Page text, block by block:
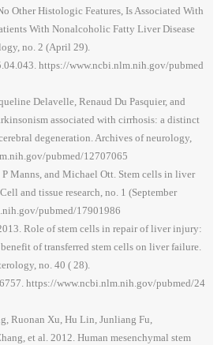
Other Histologic Features, Is Associated With
With Nonalcoholic Fatty Liver Disease
no. 2 (April 29).
https://www.ncbi.nlm.nih.gov/pubmed
Delavelle, Renaud Du Pasquier, and
associated with cirrhosis: a distinct
degeneration. Archives of neurology,
pubmed/12707065
Manns, and Michael Ott. Stem cells in liver
and tissue research, no. 1 (September
pubmed/17901986
Role of stem cells in repair of liver injury:
of transferred stem cells on liver failure.
no. 40 ( 28).
https://www.ncbi.nlm.nih.gov/pubmed/24
Ruonan Xu, Hu Lin, Junliang Fu,
et al. 2012. Human mesenchymal stem